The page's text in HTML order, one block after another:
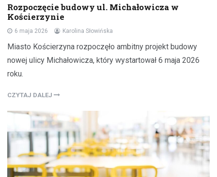
Rozpoczęcie budowy ul. Michałowicza w
Kościerzynie
6 maja 2026 Karolina Słowińska
Miasto Kościerzyna rozpoczęło ambitny projekt budowy
nowej ulicy Michałowicza, który wystartował 6 maja 2026
roku.
CZYTAJ DALEJ